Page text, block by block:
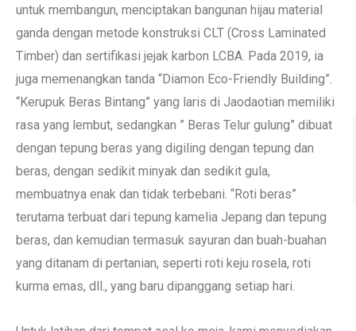
untuk membangun, menciptakan bangunan hijau material
ganda dengan metode konstruksi CLT (Cross Laminated
Timber) dan sertifikasi jejak karbon LCBA. Pada 2019, ia
juga memenangkan tanda “Diamon Eco-Friendly Building”.
“Kerupuk Beras Bintang” yang laris di Jaodaotian memiliki
rasa yang lembut, sedangkan ” Beras Telur gulung” dibuat
dengan tepung beras yang digiling dengan tepung dan
beras, dengan sedikit minyak dan sedikit gula,
membuatnya enak dan tidak terbebani. “Roti beras”
terutama terbuat dari tepung kamelia Jepang dan tepung
beras, dan kemudian termasuk sayuran dan buah-buahan
yang ditanam di pertanian, seperti roti keju rosela, roti
kurma emas, dll., yang baru dipanggang setiap hari.